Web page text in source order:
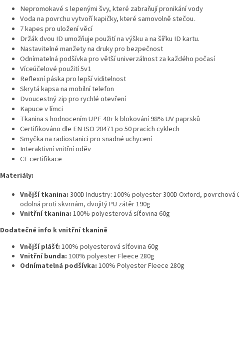
Nepromokavé s lepenými švy, které zabraňují pronikání vody
Voda na povrchu vytvoří kapičky, které samovolně stečou.
7 kapes pro uložení věcí
Držák dvou ID umožňuje použití na výšku a na šířku ID kartu.
Nastavitelné manžety na druky pro bezpečnost
Odnímatelná podšívka pro větší univerzálnost za každého počasí
Víceúčelové použití 5v1
Reflexní páska pro lepší viditelnost
Skrytá kapsa na mobilní telefon
Dvoucestný zip pro rychlé otevření
Kapuce v límci
Tkanina s hodnocením UPF 40+ k blokování 98% UV paprsků
Certifikováno dle EN ISO 20471 po 50 pracích cyklech
Smyčka na radiostanici pro snadné uchycení
Interaktivní vnitřní oděv
CE certifikace
Materiály:
Vnější tkanina: 300D Industry: 100% polyester 300D Oxford, povrchová
odolná proti skvrnám, dvojitý PU zátěr 190g
Vnitřní tkanina: 100% polyesterová síťovina 60g
Dodatečné info k vnitřní tkanině
Vnější plášť: 100% polyesterová síťovina 60g
Vnitřní bunda: 100% polyester Fleece 280g
Odnímatelná podšívka: 100% Polyester Fleece 280g